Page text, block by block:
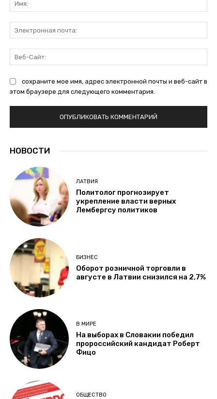
сохраните мое имя, адрес электронной почты и веб-сайт в
этом браузере для следующего комментария.
НОВОСТИ
ЛАТВИЯ
Политолог прогнозирует
укрепление власти верных
Лембергсу политиков
БИЗНЕС
Оборот розничной торговли в
августе в Латвии снизился на 2,7%
В МИРЕ
На выборах в Словакии победил
пророссийский кандидат Роберт
Фицо
ОБЩЕСТВО